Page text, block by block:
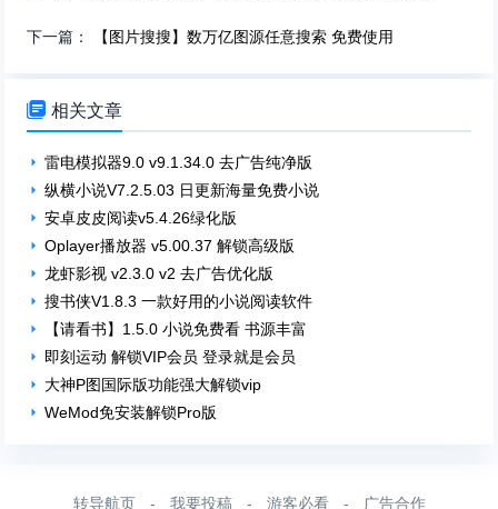
下一篇： 【图片搜搜】数万亿图源任意搜索 免费使用
 相关文章
雷电模拟器9.0 v9.1.34.0 去广告纯净版
纵横小说V7.2.5.03 日更新海量免费小说
安卓皮皮阅读v5.4.26绿化版
Oplayer播放器 v5.00.37 解锁高级版
龙虾影视 v2.3.0 v2 去广告优化版
搜书侠V1.8.3 一款好用的小说阅读软件
【请看书】1.5.0 小说免费看 书源丰富
即刻运动 解锁VIP会员 登录就是会员
大神P图国际版功能强大解锁vip​
WeMod免安装解锁Pro版
转导航页 - 我要投稿 - 游客必看 - 广告合作